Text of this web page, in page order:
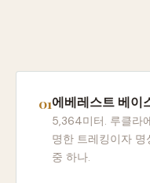
에베레스트 베이
5,364미터. 루클라
명한 트레킹이자 명
중 하나.